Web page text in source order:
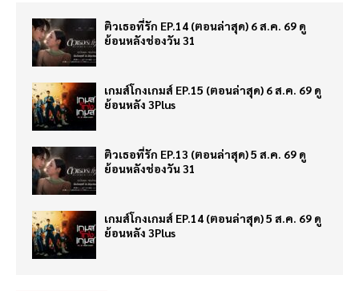
ติวเธอที่รัก EP.14 (ตอนล่าสุด) 6 ส.ค. 69 ดู
ย้อนหลังช่องวัน 31
เกมส์โกงเกมส์ EP.15 (ตอนล่าสุด) 6 ส.ค. 69 ดู
ย้อนหลัง 3Plus
ติวเธอที่รัก EP.13 (ตอนล่าสุด) 5 ส.ค. 69 ดู
ย้อนหลังช่องวัน 31
เกมส์โกงเกมส์ EP.14 (ตอนล่าสุด) 5 ส.ค. 69 ดู
ย้อนหลัง 3Plus